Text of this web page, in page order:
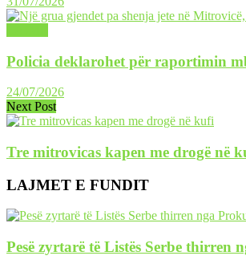
Policia deklarohet për raportimin
24/07/2026
Next Post
Tre mitrovicas kapen me drogë në
LAJMET E FUNDIT
Pesë zyrtarë të Listës Serbe thirren